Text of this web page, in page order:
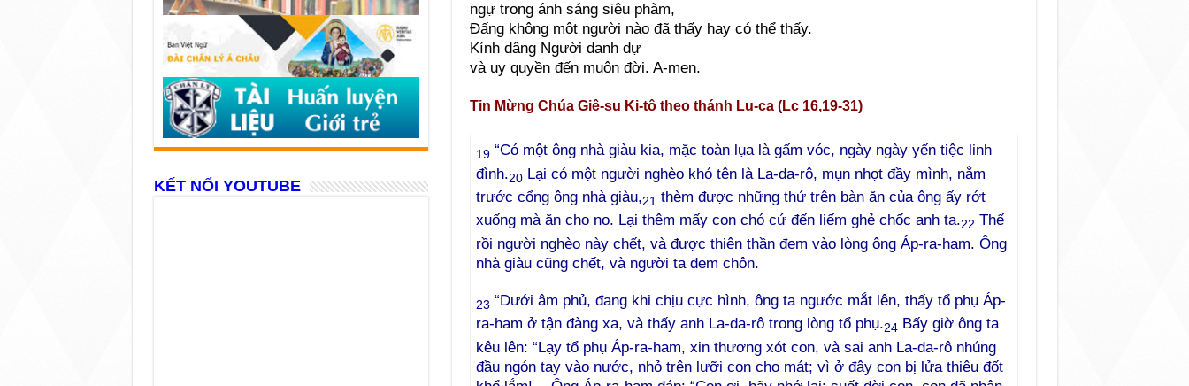
ngự trong ánh sáng siêu phàm,
Đấng không một người nào đã thấy hay có thể thấy.
Kính dâng Người danh dự
và uy quyền đến muôn đời. A-men.
Tin Mừng Chúa Giê-su Ki-tô theo thánh Lu-ca (Lc 16,19-31)
19 “Có một ông nhà giàu kia, mặc toàn lụa là gấm vóc, ngày ngày yến tiệc linh
đình.20 Lại có một người nghèo khó tên là La-da-rô, mụn nhọt đầy mình, nằm
trước cổng ông nhà giàu,21 thèm được những thứ trên bàn ăn của ông ấy rớt
xuống mà ăn cho no. Lại thêm mấy con chó cứ đến liếm ghẻ chốc anh ta.22 Thế
rồi người nghèo này chết, và được thiên thần đem vào lòng ông Áp-ra-ham. Ông
nhà giàu cũng chết, và người ta đem chôn.
23 “Dưới âm phủ, đang khi chịu cực hình, ông ta ngước mắt lên, thấy tổ phụ Áp-
ra-ham ở tận đàng xa, và thấy anh La-da-rô trong lòng tổ phụ.24 Bấy giờ ông ta
kêu lên: “Lạy tổ phụ Áp-ra-ham, xin thương xót con, và sai anh La-da-rô nhúng
đầu ngón tay vào nước, nhỏ trên lưỡi con cho mát; vì ở đây con bị lửa thiêu đốt
KẾT NỐI YOUTUBE